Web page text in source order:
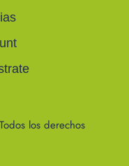
los derechos